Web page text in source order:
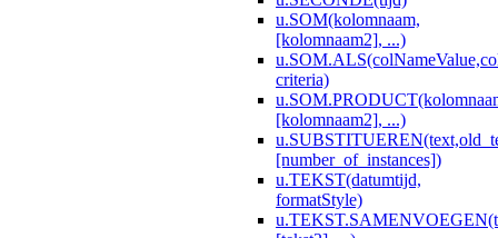
u.SOM(kolomnaam,
[kolomnaam2], ...)
criteria)
[kolomnaam2], ...)
[number_of_instances])
u.TEKST(datumtijd,
formatStyle)